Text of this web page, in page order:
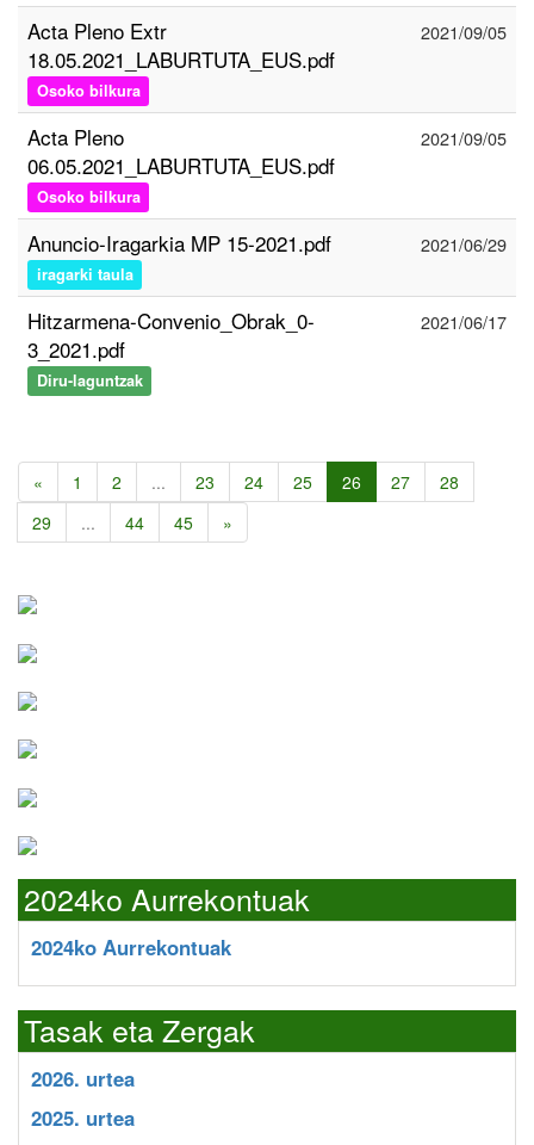
Acta Pleno Extr
18.05.2021_LABURTUTA_EUS.pdf
Osoko bilkura
2021/09/05
Acta Pleno
06.05.2021_LABURTUTA_EUS.pdf
Osoko bilkura
2021/09/05
Anuncio-Iragarkia MP 15-2021.pdf
iragarki taula
2021/06/29
Hitzarmena-Convenio_Obrak_0-
3_2021.pdf
Diru-laguntzak
2021/06/17
« 1 2 ... 23 24 25 26 27
28
29
... 44 45 »
2024ko Aurrekontuak
2024ko Aurrekontuak
Tasak eta Zergak
2026. urtea
2025. urtea